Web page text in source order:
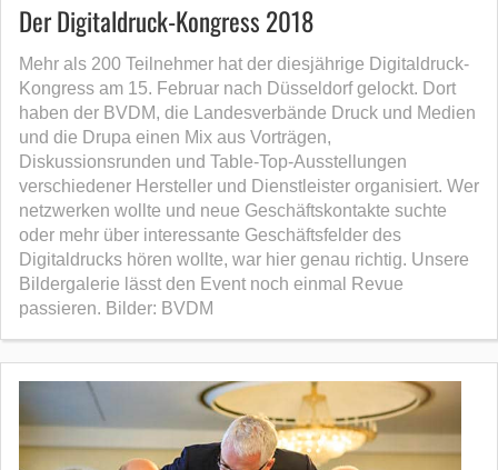
Der Digitaldruck-Kongress 2018
Mehr als 200 Teilnehmer hat der diesjährige Digitaldruck-
Kongress am 15. Februar nach Düsseldorf gelockt. Dort
haben der BVDM, die Landesverbände Druck und Medien
und die Drupa einen Mix aus Vorträgen,
Diskussionsrunden und Table-Top-Ausstellungen
verschiedener Hersteller und Dienstleister organisiert. Wer
netzwerken wollte und neue Geschäftskontakte suchte
oder mehr über interessante Geschäftsfelder des
Digitaldrucks hören wollte, war hier genau richtig. Unsere
Bildergalerie lässt den Event noch einmal Revue
passieren. Bilder: BVDM